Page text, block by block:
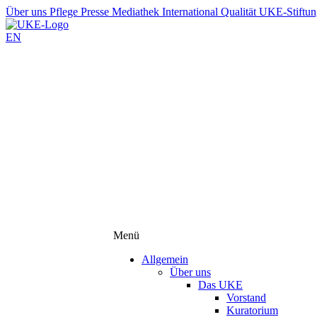
Über uns Pflege Presse Mediathek International Qualität UKE-
EN
Menü
Allgemein
Über uns
Das UKE
Vorstand
Kuratorium